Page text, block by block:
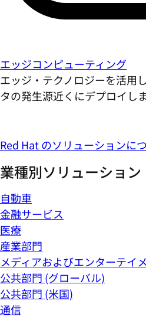
エッジコンピューティング
エッジ・テクノロジーを活用
タの発生源近くにデプロイしま
Red Hat のソリューションに
業種別ソリューション
自動車
金融サービス
医療
産業部門
メディアおよびエンターテイ
公共部門 (グローバル)
公共部門 (米国)
通信